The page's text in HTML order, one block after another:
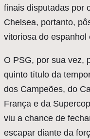
finais disputadas por
Chelsea, portanto,
vitoriosa do espanhol
O PSG, por sua vez,
quinto título da
dos Campeões, do
França e da
viu a chance de
escapar diante da